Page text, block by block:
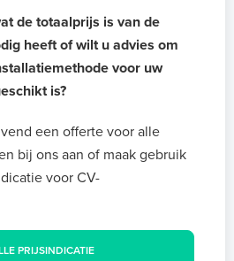
de totaalprijs is van de
heeft of wilt u advies om
voor uw
is?
een offerte voor alle
bij ons aan of maak gebruik
voor CV-
PRIJSINDICATIE